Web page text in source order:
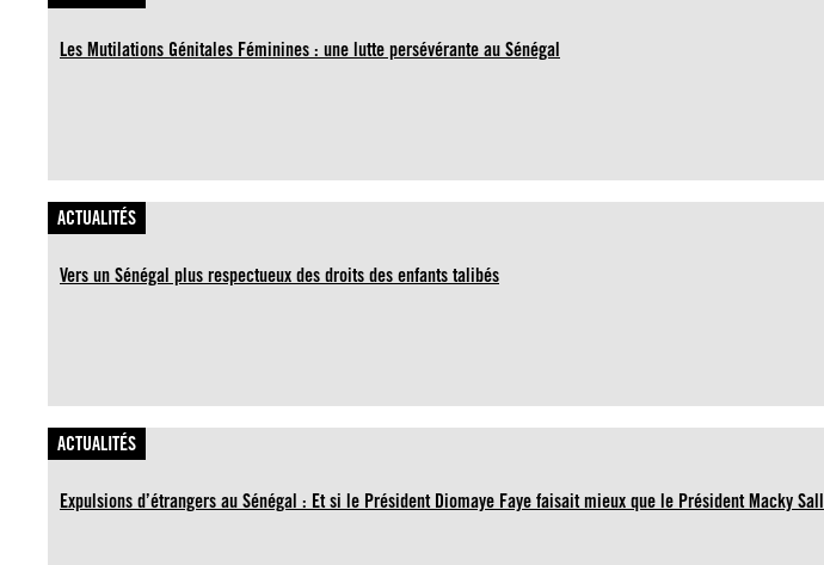
Les Mutilations Génitales Féminines : une lutte persévérante au Sénégal
ACTUALITÉS
Vers un Sénégal plus respectueux des droits des enfants talibés
ACTUALITÉS
Expulsions d’étrangers au Sénégal : Et si le Président Diomaye Faye faisait mieux que le Président Macky Sall